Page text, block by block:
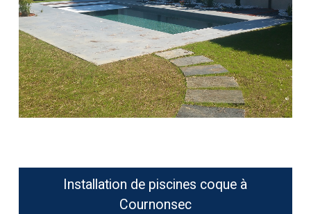
Installation de piscines coque à
Cournonsec